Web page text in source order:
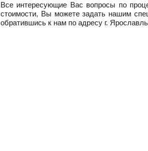
Все интересующие Вас вопросы по
стоимости, Вы можете задать нашим
обратившись к нам по адресу г.